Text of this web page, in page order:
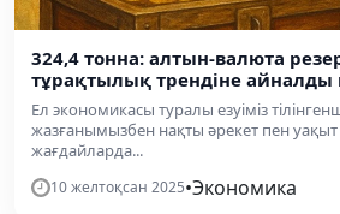
324,4 тонна: алтын-валюта
тұрақтылық трендіне айналды
Ел экономикасы туралы езуіміз
жазғанымызбен нақты әрекет пен
жағдайларда...
10 желтоқсан 2025•Экономика